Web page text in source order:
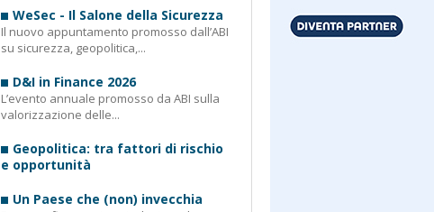
WeSec - Il Salone della Sicurezza
Il nuovo appuntamento promosso dall’ABI
su sicurezza, geopolitica,...
D&I in Finance 2026
L’evento annuale promosso da ABI sulla
valorizzazione delle...
Geopolitica: tra fattori di rischio
e opportunità
Un Paese che (non) invecchia